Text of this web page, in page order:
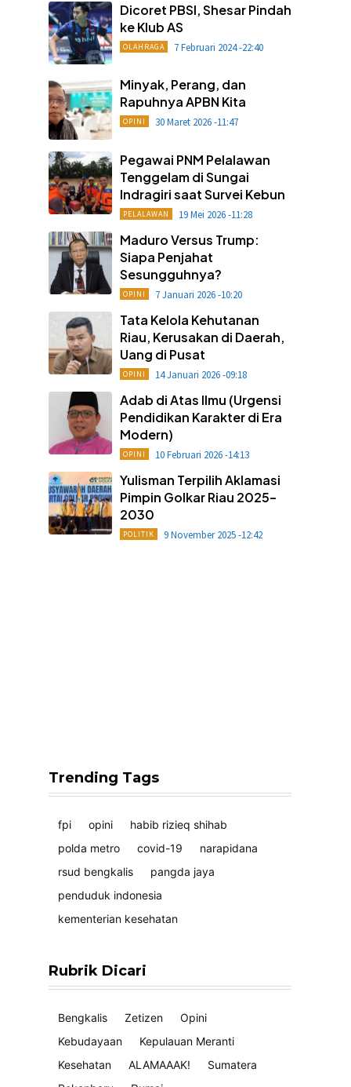
Dicoret PBSI, Shesar Pindah
ke Klub AS
OLAHRAGA 7 Februari 2024 -22:40
Minyak, Perang, dan
Rapuhnya APBN Kita
OPINI 30 Maret 2026 -11:47
Pegawai PNM Pelalawan
Tenggelam di Sungai
Indragiri saat Survei Kebun
PELALAWAN 19 Mei 2026 -11:28
Maduro Versus Trump:
Siapa Penjahat
Sesungguhnya?
OPINI 7 Januari 2026 -10:20
Tata Kelola Kehutanan
Riau, Kerusakan di Daerah,
Uang di Pusat
OPINI 14 Januari 2026 -09:18
Adab di Atas Ilmu (Urgensi
Pendidikan Karakter di Era
Modern)
OPINI 10 Februari 2026 -14:13
Yulisman Terpilih Aklamasi
Pimpin Golkar Riau 2025–
2030
POLITIK 9 November 2025 -12:42
Trending Tags
fpi opini
habib rizieq shihab
polda metro
covid-19
narapidana
rsud bengkalis
pangda jaya
penduduk indonesia
kementerian kesehatan
Rubrik Dicari
Bengkalis Zetizen
Opini
Kebudayaan
Kepulauan Meranti
Kesehatan
ALAMAAAK!
Sumatera